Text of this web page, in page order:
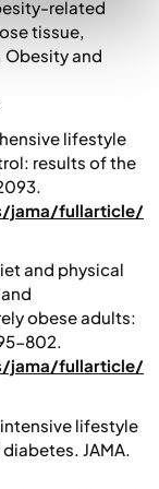
related
tissue,
Obesity and
lifestyle
results of the
jama/fullarticle/
and physical
obese adults:
802.
jama/fullarticle/
intensive lifestyle
JAMA.